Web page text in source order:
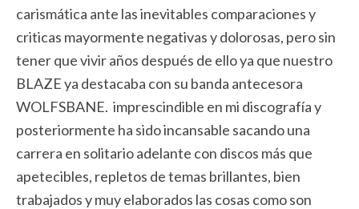
carismática ante las inevitables comparaciones y
criticas mayormente negativas y dolorosas, pero sin
tener que vivir años después de ello ya que nuestro
BLAZE ya destacaba con su banda antecesora
WOLFSBANE. imprescindible en mi discografía y
posteriormente ha sido incansable sacando una
carrera en solitario adelante con discos más que
apetecibles, repletos de temas brillantes, bien
trabajados y muy elaborados las cosas como son